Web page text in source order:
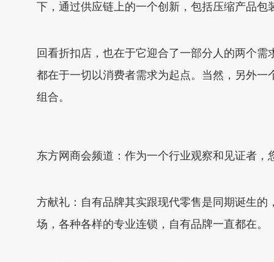
下，通过供应链上的一个创新，包括压缩产品
回看折扣店，也在于它迎合了一部分人的两个
都在于一切以消费者需求为起点。当然，另外
组合。
东方网商会频道：作为一个行业观察和见证者
方献礼：自有品牌其实跟现代零售是同期诞生
场，各种各样的专业连锁，自有品牌一直都在。